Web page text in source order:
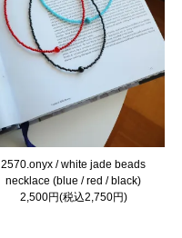
2570.onyx / white jade beads
necklace (blue / red / black)
2,500円(税込2,750円)